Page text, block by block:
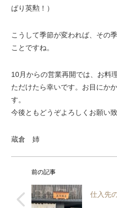
ぱり英勲！）
こうして季節が変われば、その
ことですね。
10月からの営業再開では、お料
ただけたら幸いです。お目にか
す。
今後ともどうぞよろしくお願い致
蔵倉 姉
前の記事
仕入先